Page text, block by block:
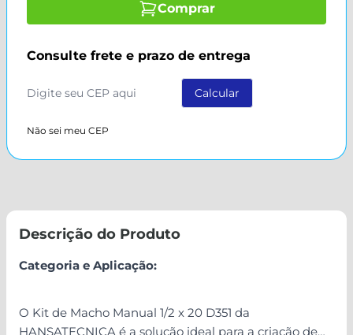
Comprar
Consulte frete e prazo de entrega
Não sei meu CEP
Descrição do Produto
Categoria e Aplicação:
O Kit de Macho Manual 1/2 x 20 D351 da
HANSATECNICA é a solução ideal para a criação de